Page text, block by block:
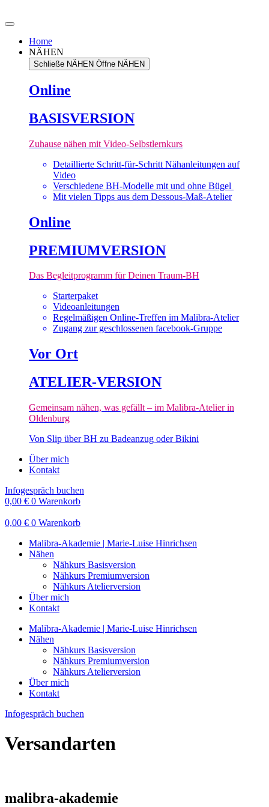
Inhalt
Home
NÄHEN
Schließe NÄHEN Öffne NÄHEN
Online
BASISVERSION
Zuhause nähen mit Video-Selbstlernkurs
Detaillierte Schritt-für-Schritt Nähanleitungen auf
Video
Verschiedene BH-Modelle mit und ohne Bügel
Mit vielen Tipps aus dem Dessous-Maß-Atelier
Online
PREMIUMVERSION
Das Begleitprogramm für Deinen Traum-BH
Starterpaket
Videoanleitungen
Regelmäßigen Online-Treffen im Malibra-Atelier
Zugang zur geschlossenen facebook-Gruppe
Vor Ort
ATELIER-VERSION
Gemeinsam nähen, was gefällt – im Malibra-Atelier in
Oldenburg
Von Slip über BH zu Badeanzug oder Bikini
Über mich
Kontakt
Infogespräch buchen
0,00 € 0 Warenkorb
0,00 € 0 Warenkorb
Malibra-Akademie | Marie-Luise Hinrichsen
Nähen
Nähkurs Basisversion
Nähkurs Premiumversion
Nähkurs Atelierversion
Über mich
Kontakt
Malibra-Akademie | Marie-Luise Hinrichsen
Nähen
Nähkurs Basisversion
Nähkurs Premiumversion
Nähkurs Atelierversion
Über mich
Kontakt
Infogespräch buchen
Versandarten
malibra-akademie